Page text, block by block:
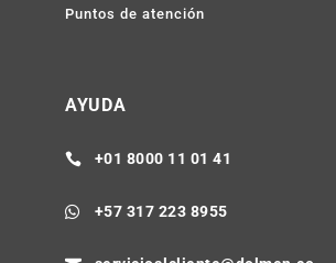
Puntos de atención
AYUDA
 +01 8000 11 01 41
 +57 317 223 8955